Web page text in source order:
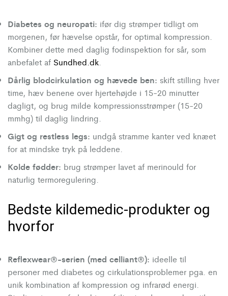
Diabetes og neuropati: ifør dig strømper tidligt om
morgenen, før hævelse opstår, for optimal kompression.
Kombiner dette med daglig fodinspektion for sår, som
anbefalet af Sundhed.dk.
Dårlig blodcirkulation og hævede ben: skift stilling hver
time, hæv benene over hjertehøjde i 15-20 minutter
dagligt, og brug milde kompressionsstrømper (15-20
mmhg) til daglig lindring.
Gigt og restless legs: undgå stramme kanter ved knæet
for at mindske tryk på leddene.
Kolde fødder: brug strømper lavet af merinould for
naturlig termoregulering.
Bedste kildemedic-produkter og
hvorfor
Reflexwear®-serien (med celliant®): ideelle til
personer med diabetes og cirkulationsproblemer pga. en
unik kombination af kompression og infrarød energi.